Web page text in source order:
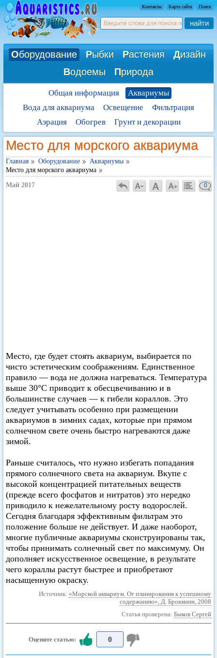
Контакты Карта сайта Поиск
найти
Оборудование Рыбки Растения Дизайн
Водоемы Природа
Общая информация
Аквариумы
Вода для аквариума
Освещение
Фильтрация
Аэрация
Обогрев Грунт и декорации
Место для морского аквариума
Главная Оборудование
Аквариумы
Место для морского аквариума
Май 2017 0
Место, где будет стоять аквариум, выбирается по
чисто эстетическим соображениям. Единственное
правило — вода не должна нагреваться. Температура
выше 30°С приводит к обесцвечиванию и в
большинстве случаев — к гибели кораллов. Это
следует учитывать особенно при размещении
аквариумов в зимних садах, которые при прямом
солнечном свете очень быстро нагреваются даже
зимой.
Раньше считалось, что нужно избегать попадания
прямого солнечного света на аквариум. Вкупе с
высокой концентрацией питательных веществ
(прежде всего фосфатов и нитратов) это нередко
приводило к нежелательному росту водорослей.
Сегодня благодаря эффективным фильтрам это
положение больше не действует. И даже наоборот,
многие публичные аквариумы сконструированы так,
чтобы принимать солнечный свет по максимуму. Он
дополняет искусственное освещение, в результате
чего кораллы растут быстрее и приобретают
насыщенную окраску.
Источник: «Морской аквариум. От планирования к успешному
содержанию», Д. Брокманн, 2008
Статья проверена: Быков Сергей
Оцените статью: 0